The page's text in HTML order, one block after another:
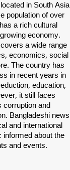
in South Asia
population of over
a rich cultural
economy.
a wide range
economics, social
The country has
in recent years in
education,
it still faces
corruption and
Bangladeshi news
and international
informed about the
and events.